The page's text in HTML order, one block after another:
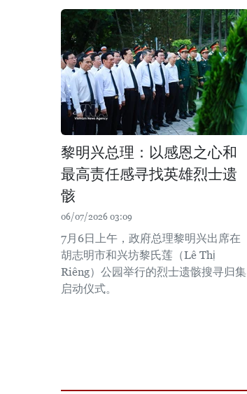
黎明兴总理：以感恩之心和
最高责任感寻找英雄烈士遗
骸
06/07/2026 03:09
7月6日上午，政府总理黎明兴出席在
胡志明市和兴坊黎氏莲（Lê Thị
Riêng）公园举行的烈士遗骸搜寻归集
启动仪式。